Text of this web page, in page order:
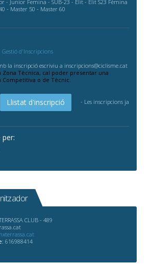
- Junior Femina - SUB-23 - Elit - Elit S23 Fèmina
- Master 50 - Master 60
Gestió d'Inscripcions
la inscripció escriviu a inscripcions@ciclisme.cat
Tècnica, cal poder presentar una
Competitiva o de Tècnic.
Llistat d'inscripció
- Les inscripcions ja
per:
CLUB - 489
616988414